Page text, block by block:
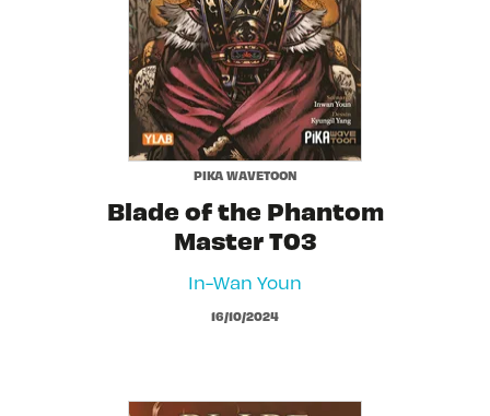
PIKA WAVETOON
Blade of the Phantom
Master T03
In-Wan Youn
16/10/2024